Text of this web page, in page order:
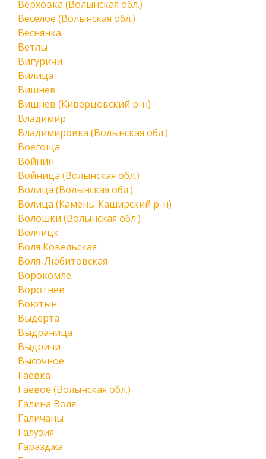
Верховка (Волынская обл.)
Веселое (Волынская обл.)
Веснянка
Ветлы
Вигуричи
Вилица
Вишнев
Вишнев (Киверцовский р-н)
Владимир
Владимировка (Волынская обл.)
Воегоща
Войнин
Войница (Волынская обл.)
Волица (Волынская обл.)
Волица (Камень-Каширский р-н)
Волошки (Волынская обл.)
Волчицк
Воля Ковельская
Воля-Любитовская
Ворокомле
Воротнев
Воютын
Выдерта
Выдраница
Выдричи
Высочное
Гаевка
Гаевое (Волынская обл.)
Галина Воля
Галичаны
Галузия
Гаразджа